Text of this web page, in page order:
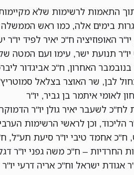
התאמות לרשימות שלא
בימים אלה, כמו ראש הממשלה
האופוזיציה ח"כ יאיר לפיד יו"ר
תנועת ישר, עימו ועם המטה
האחרון, ח"כ אביגדור
לבן, שר האוצר בצלאל סמוטריץ'
לאומי איתמר בן גביר, יו"ר
לח"כ לשעבר יאיר גולן יו"ר
הליכוד, וכן לראשי הרשימות
ח"כ אחמד טיבי יו"ר סיעת תע"ל,
החרדיות – ח"כ משה גפני יו"ר
אגודת ישראל וח"כ אריה דרעי